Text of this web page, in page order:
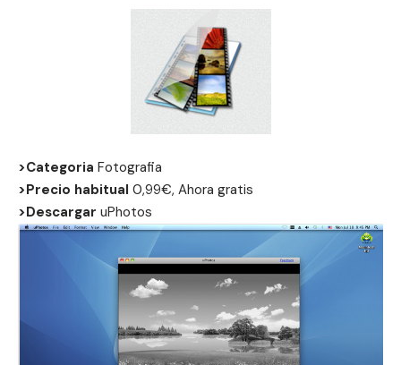
>Categoria Fotografia
>Precio habitual 0,99€, Ahora gratis
>Descargar uPhotos